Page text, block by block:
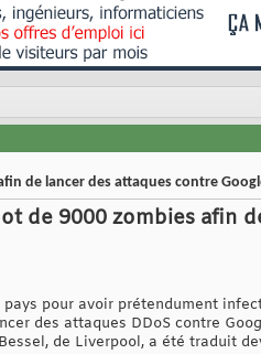
de lancer des attaques contre
de 9000 zombies afin
pour avoir prétendument
des attaques DDoS contre
de Liverpool, a été traduit